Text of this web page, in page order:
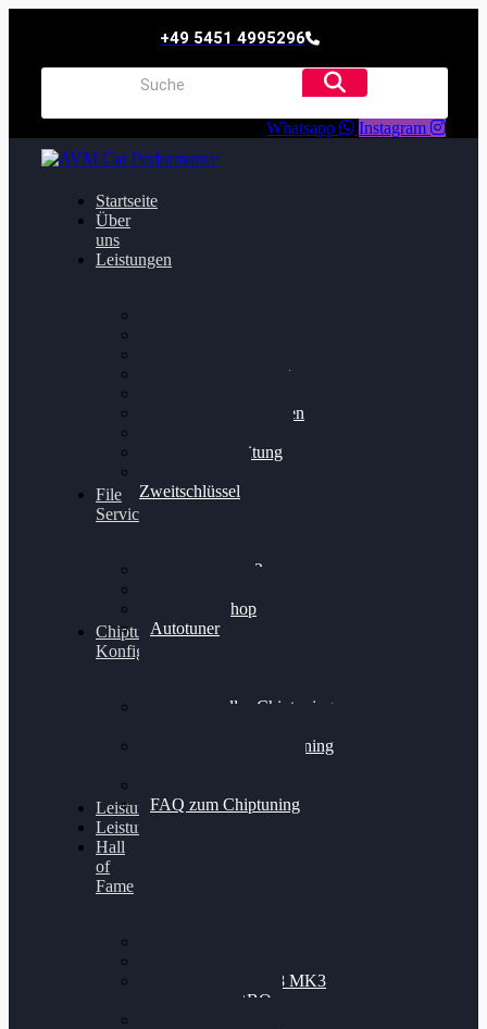
+49 5451 4995296
Whatsapp Instagram
Startseite
Über
uns
Leistungen
Getriebeoptimierung
Bremsscheiben planen
Felgenaufbereitung
Zweitschlüssel
File
Service
Alientech Kess3
Alientech Shop
Autotuner
Chiptuning
Konfigurator
Professionelles Chiptuning
Professionelles Chiptuning
FAQ zum Chiptuning
Leistungsmessung
Leistungsprüfstand
Hall
of
Fame
Nissan GT-R35 3.8 MK3
V6 TWINTURBO